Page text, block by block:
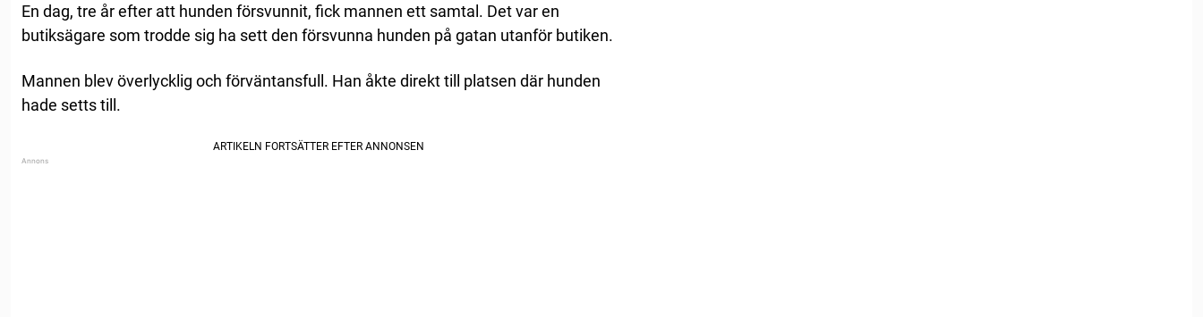
En dag, tre år efter att hunden försvunnit, fick mannen ett samtal. Det var en
butiksägare som trodde sig ha sett den försvunna hunden på gatan utanför butiken.
Mannen blev överlycklig och förväntansfull. Han åkte direkt till platsen där hunden
hade setts till.